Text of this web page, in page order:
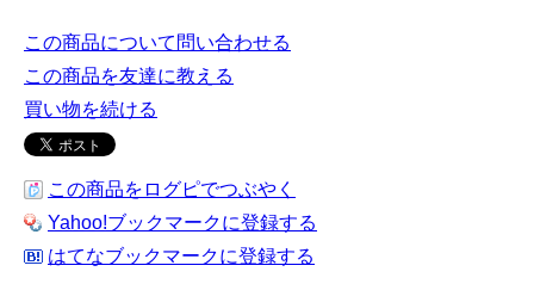
この商品について問い合わせる
この商品を友達に教える
買い物を続ける
この商品をログピでつぶやく
Yahoo!ブックマークに登録する
はてなブックマークに登録する